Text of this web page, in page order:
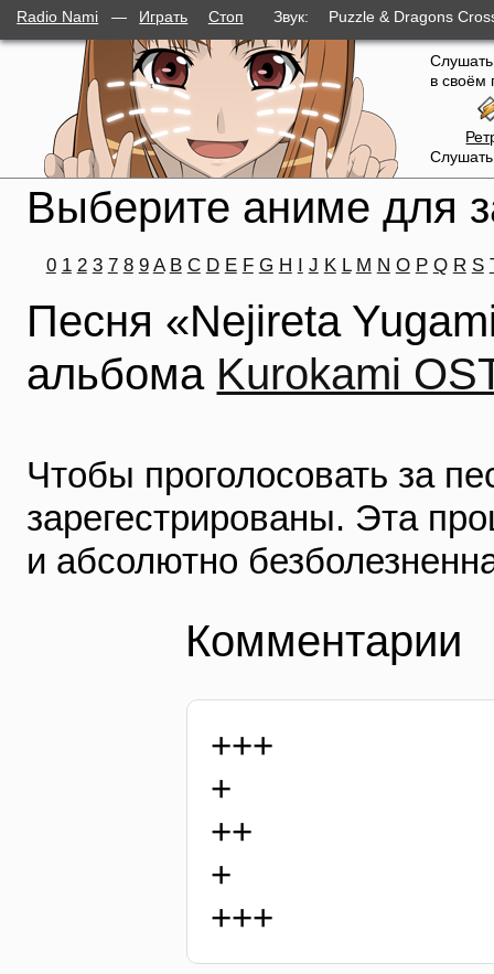
Radio Nami — Играть Стоп Звук:
Puzzle & Dragons
слушателей
в своём
Выберите аниме для
0 1 2 3 7 8 9 A B C D E F G H I J K L M N O P Q R S
Песня «Nejireta
альбома Kurokami
Чтобы проголосовать за
зарегестрированы. Эта
и абсолютно
Комментарии
+++
+
++
+
+++